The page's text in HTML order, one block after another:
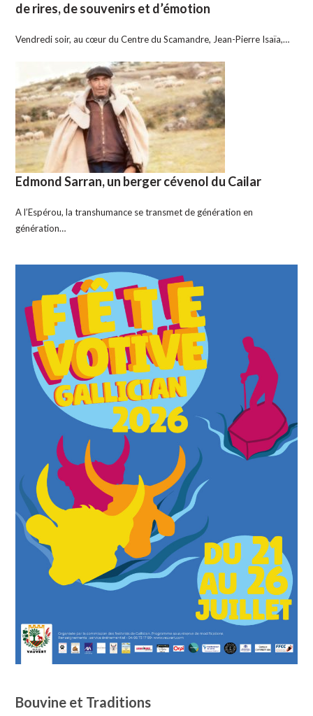
de rires, de souvenirs et d’émotion
Vendredi soir, au cœur du Centre du Scamandre, Jean-Pierre Isaïa,…
Edmond Sarran, un berger cévenol du Cailar
A l’Espérou, la transhumance se transmet de génération en
génération…
Bouvine et Traditions